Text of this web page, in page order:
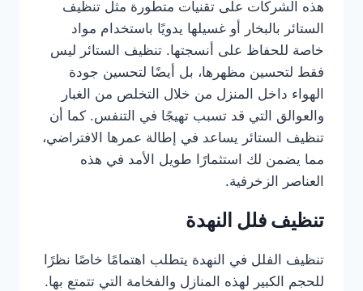
هذه الشركات على تقنيات متطورة مثل تنظيف
الستائر بالبخار أو غسيلها يدويًا باستخدام مواد
خاصة للحفاظ على أنسجتها. تنظيف الستائر ليس
فقط لتحسين مظهرها، بل أيضًا لتحسين جودة
الهواء داخل المنزل من خلال التخلص من الغبار
والعوالق التي قد تسبب تهيجًا في التنفس. كما أن
تنظيف الستائر يساعد في إطالة عمرها الافتراضي،
مما يضمن لك استثمارًا طويل الأمد في هذه
العناصر الزخرفية.
تنظيف فلل النهدة
تنظيف الفلل في النهدة يتطلب اهتمامًا خاصًا نظرًا
للحجم الكبير لهذه المنازل والفخامة التي تتمتع بها.